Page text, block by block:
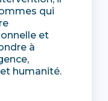
qui
et
à
humanité.